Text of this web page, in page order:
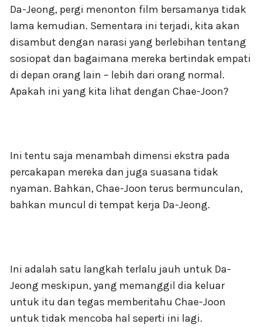
Da-Jeong, pergi menonton film bersamanya tidak
lama kemudian. Sementara ini terjadi, kita akan
disambut dengan narasi yang berlebihan tentang
sosiopat dan bagaimana mereka bertindak empati
di depan orang lain – lebih dari orang normal.
Apakah ini yang kita lihat dengan Chae-Joon?
Ini tentu saja menambah dimensi ekstra pada
percakapan mereka dan juga suasana tidak
nyaman. Bahkan, Chae-Joon terus bermunculan,
bahkan muncul di tempat kerja Da-Jeong.
Ini adalah satu langkah terlalu jauh untuk Da-
Jeong meskipun, yang memanggil dia keluar
untuk itu dan tegas memberitahu Chae-Joon
untuk tidak mencoba hal seperti ini lagi.